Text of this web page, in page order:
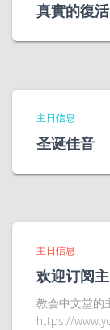
真實的復活
主日信息
圣诞佳音
主日信息
欢迎订阅
教会中文堂的
https://